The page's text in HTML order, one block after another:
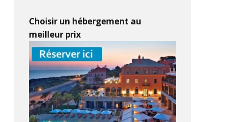
Choisir un hébergement au
meilleur prix